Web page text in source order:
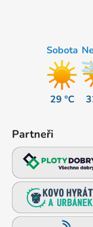
Sobota
29 °C
Partneři